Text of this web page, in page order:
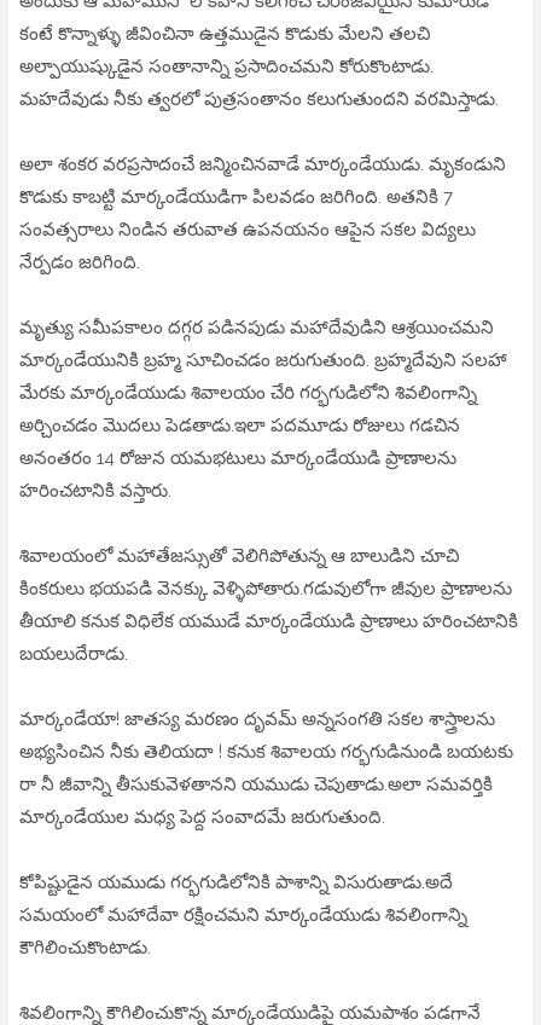
కంటే కొన్నాళ్ళు జీవించినా ఉత్తముడైన కొడుకు మేలని తలచి
అల్పాయుష్కుడైన సంతానాన్ని ప్రసాదించమని కోరుకొంటాడు.
మహదేవుడు నీకు త్వరలో పుత్రసంతానం కలుగుతుందని వరమిస్తాడు.
అలా శంకర వరప్రసాదంచే జన్మించినవాడే మార్కండేయుడు. మృకండుని
కొడుకు కాబట్టి మార్కండేయుడిగా పిలవడం జరిగింది. అతనికి 7
సంవత్సరాలు నిండిన తరువాత ఉపనయనం ఆపైన సకల విద్యలు
నేర్పడం జరిగింది.
మృత్యు సమీపకాలం దగ్గర పడినపుడు మహాదేవుడిని ఆశ్రయించమని
మార్కండేయునికి బ్రహ్మ సూచించడం జరుగుతుంది. బ్రహ్మదేవుని సలహా
మేరకు మార్కండేయుడు శివాలయం చేరి గర్భగుడిలోని శివలింగాన్ని
అర్చించడం మొదలు పెడతాడు.ఇలా పదమూడు రోజులు గడచిన
అనంతరం 14 రోజున యమభటులు మార్కండేయుడి ప్రాణాలను
హరించటానికి వస్తారు.
శివాలయంలో మహాతేజస్సుతో వెలిగిపోతున్న ఆ బాలుడిని చూచి
కింకరులు భయపడి వెనక్కు వెళ్ళిపోతారు.గడువులోగా జీవుల ప్రాణాలను
తీయాలి కనుక విధిలేక యముడే మార్కండేయుడి ప్రాణాలు హరించటానికి
బయలుదేరాడు.
మార్కండేయా! జాతస్య మరణం దృవమ్ అన్నసంగతి సకల శాస్త్రాలను
అభ్యసించిన నీకు తెలియదా ! కనుక శివాలయ గర్భగుడినుండి బయటకు
రా నీ జీవాన్ని తీసుకువెళతానని యముడు చెపుతాడు.అలా సమవర్తికి
మార్కండేయుల మధ్య పెద్ద సంవాదమే జరుగుతుంది.
కోపిష్టుడైన యముడు గర్భగుడిలోనికి పాశాన్ని విసురుతాడు.అదే
సమయంలో మహాదేవా రక్షించమని మార్కండేయుడు శివలింగాన్ని
కౌగిలించుకొంటాడు.
శివలింగాన్ని కౌగిలించుకొన్న మార్కండేయుడిపై యమపాశం పడగానే